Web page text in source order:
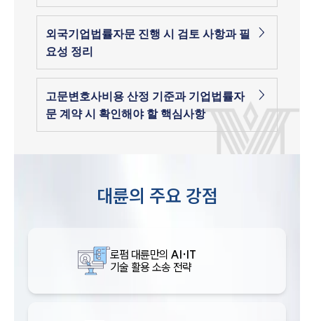
외국기업법률자문 진행 시 검토 사항과 필
요성 정리
고문변호사비용 산정 기준과 기업법률자
문 계약 시 확인해야 할 핵심사항
대륜의 주요 강점
로펌 대륜만의 AI·IT
기술 활용 소송 전략